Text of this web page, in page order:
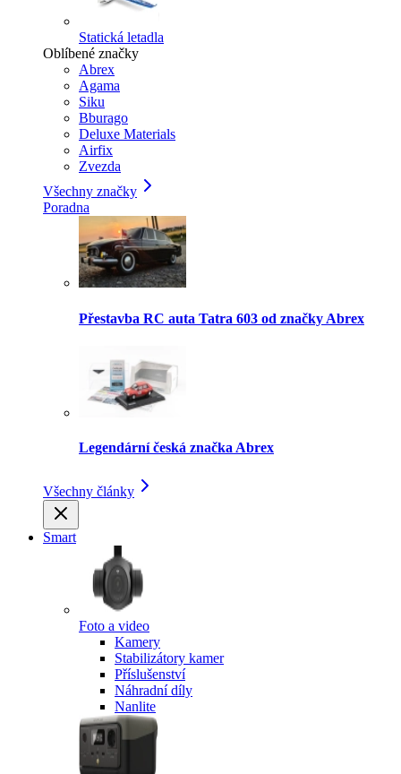
Statická letadla
Oblíbené značky
Abrex
Agama
Siku
Bburago
Deluxe Materials
Airfix
Zvezda
Všechny značky
Poradna
Přestavba RC auta Tatra 603 od značky Abrex
Legendární česká značka Abrex
Všechny články
Smart
Foto a video
Kamery
Stabilizátory kamer
Příslušenství
Náhradní díly
Nanlite